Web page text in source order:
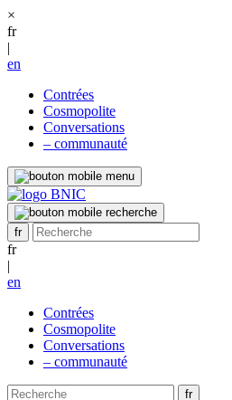
×
fr
|
en
Contrées
Cosmopolite
Conversations
– communauté
fr
|
en
Contrées
Cosmopolite
Conversations
– communauté